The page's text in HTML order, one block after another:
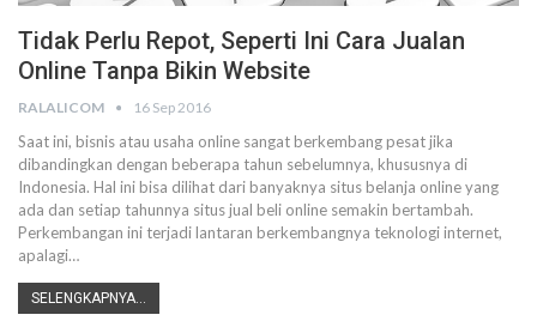
Tidak Perlu Repot, Seperti Ini Cara Jualan
Online Tanpa Bikin Website
RALALICOM 16 Sep 2016
Saat ini, bisnis atau usaha online sangat berkembang pesat jika
dibandingkan dengan beberapa tahun sebelumnya, khususnya di
Indonesia. Hal ini bisa dilihat dari banyaknya situs belanja online yang
ada dan setiap tahunnya situs jual beli online semakin bertambah.
Perkembangan ini terjadi lantaran berkembangnya teknologi internet,
apalagi…
SELENGKAPNYA...